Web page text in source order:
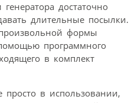
достаточно
длительные посылки.
формы
программного
в комплект
просто в использовании,